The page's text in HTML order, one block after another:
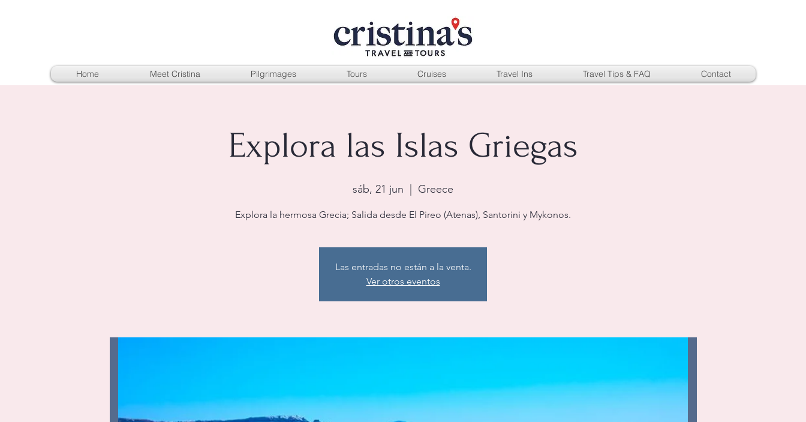
Home Meet Cristina Pilgrimages Tours Cruises Travel Ins Travel Tips & FAQ Contact
Explora las Islas Griegas
sáb, 21 jun Greece
Explora la hermosa Grecia; Salida desde El Pireo (Atenas), Santorini y Mykonos.
Las entradas no están a la venta.
Ver otros eventos